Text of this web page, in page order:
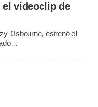
el videoclip de
Osbourne, estrenó el